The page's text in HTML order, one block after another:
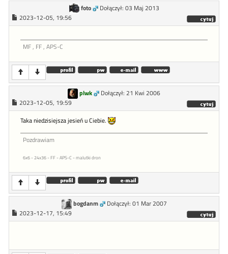
foto
Dołączył: 03 Maj 2013
2023-12-05, 19:56
MF , FF , APS-C
plwk
Dołączył: 21 Kwi 2006
2023-12-05, 19:59
Taka niedzisiejsza jesień u Ciebie.
Pozdrawiam
6x6 - 24x36 - FF - APS-C - malutki dron
bogdanm
Dołączył: 01 Mar 2007
2023-12-17, 15:49